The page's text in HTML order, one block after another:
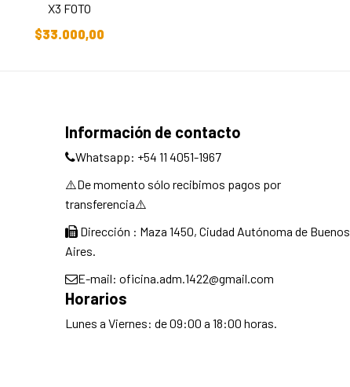
X3 FOTO
$33.000,00
Información de contacto
Whatsapp: +54 11 4051-1967
⚠️De momento sólo recibimos pagos por
transferencia⚠️
Dirección : Maza 1450, Ciudad Autónoma de Buenos
Aires.
E-mail: oficina.adm.1422@gmail.com
Horarios
Lunes a Viernes: de 09:00 a 18:00 horas.